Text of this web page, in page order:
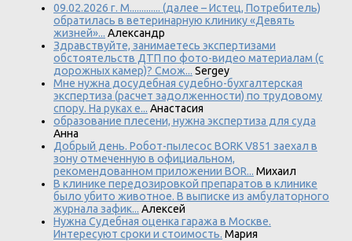
09.02.2026 г. М............. (далее – Истец, Потребитель)
обратилась в ветеринарную клинику «Девять
жизней»... Александр
Здравствуйте, занимаетесь экспертизами
обстоятельств ДТП по фото-видео материалам (с
дорожных камер)? Смож... Sergey
Мне нужна досудебная судебно-бухгалтерская
экспертиза (расчет задолженности) по трудовому
спору. На руках е... Анастасия
образование плесени, нужна экспертиза для суда
Анна
Добрый день. Робот-пылесос BORK V851 заехал в
зону отмеченную в официальном,
рекомендованном приложении BOR... Михаил
В клинике передозировкой препаратов в клинике
было убито животное. В выписке из амбулаторного
журнала зафик... Алексей
Нужна Судебная оценка гаража в Москве.
Интересуют сроки и стоимость. Мария